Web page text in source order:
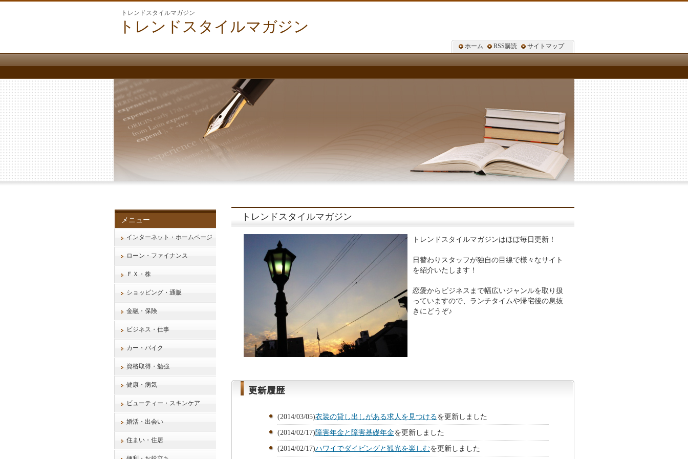
トレンドスタイルマガジン
トレンドスタイルマガジン
トレンドスタイルマガジン
トレンドスタイルマガジンはほぼ毎日更新！
日替わりスタッフが独自の目線で様々なサイト
を紹介いたします！
恋愛からビジネスまで幅広いジャンルを取り扱
っていますので、ランチタイムや帰宅後の息抜
きにどうぞ♪
(2014/03/05)衣装の貸し出しがある求人を見つけるを更新しました
(2014/02/17)障害年金と障害基礎年金を更新しました
(2014/02/17)ハワイでダイビングと観光を楽しむを更新しました
メニュー
インターネット・ホームページ
ローン・ファイナンス
ＦＸ・株
ショッピング・通販
金融・保険
ビジネス・仕事
カー・バイク
資格取得・勉強
健康・病気
ビューティー・スキンケア
婚活・出会い
住まい・住居
ホーム RSS購読 サイトマップ